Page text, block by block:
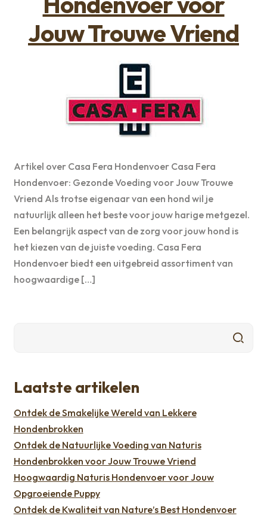
Jouw Trouwe Vriend
Artikel over Casa Fera Hondenvoer Casa Fera
Hondenvoer: Gezonde Voeding voor Jouw Trouwe
Vriend Als trotse eigenaar van een hond wil je
natuurlijk alleen het beste voor jouw harige metgezel.
Een belangrijk aspect van de zorg voor jouw hond is
het kiezen van de juiste voeding. Casa Fera
Hondenvoer biedt een uitgebreid assortiment van
hoogwaardige […]
Laatste artikelen
Ontdek de Smakelijke Wereld van Lekkere
Hondenbrokken
Ontdek de Natuurlijke Voeding van Naturis
Hondenbrokken voor Jouw Trouwe Vriend
Hoogwaardig Naturis Hondenvoer voor Jouw
Opgroeiende Puppy
Ontdek de Kwaliteit van Nature’s Best Hondenvoer